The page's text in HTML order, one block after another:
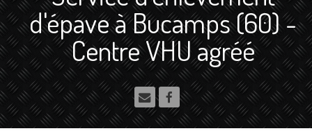
Quoi ?
Scooteret Moto
Camion
et Poids Lourd
Utilitaire
d'épave à Bucamps (60) -
Centre VHU agréé